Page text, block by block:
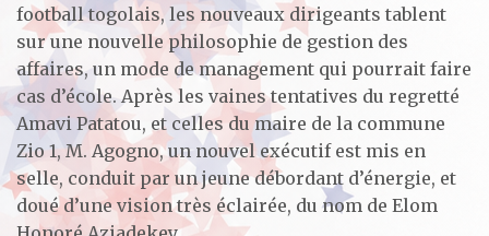
football togolais, les nouveaux dirigeants tablent
sur une nouvelle philosophie de gestion des
affaires, un mode de management qui pourrait faire
cas d’école. Après les vaines tentatives du regretté
Amavi Patatou, et celles du maire de la commune
Zio 1, M. Agogno, un nouvel exécutif est mis en
selle, conduit par un jeune débordant d’énergie, et
doué d’une vision très éclairée, du nom de Elom